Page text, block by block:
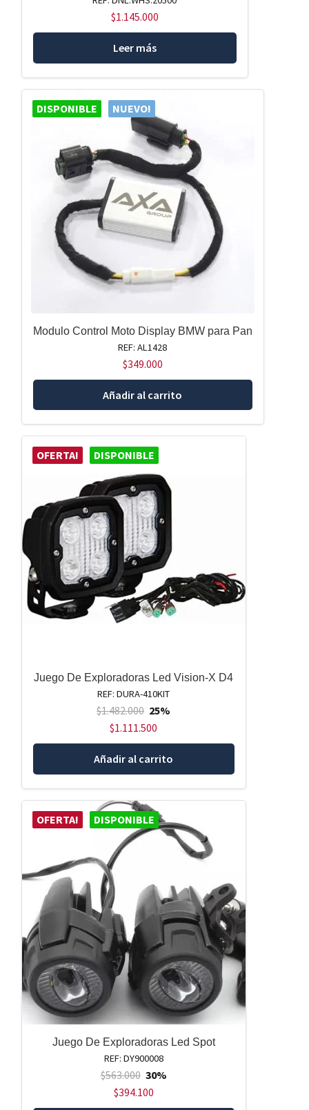
$1.145.000
Leer más
DISPONIBLE NUEVO!
Modulo Control Moto Display BMW para Pan
REF: AL1428
$349.000
Añadir al carrito
OFERTA! DISPONIBLE
Juego De Exploradoras Led Vision-X D4
REF: DURA-410KIT
$1.482.000 25%
$1.111.500
Añadir al carrito
OFERTA! DISPONIBLE
Juego De Exploradoras Led Spot
REF: DY900008
$563.000 30%
$394.100